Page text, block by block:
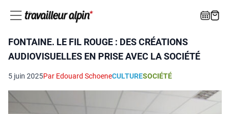
FONTAINE. LE FIL ROUGE : DES CRÉATIONS
AUDIOVISUELLES EN PRISE AVEC LA SOCIÉTÉ
5 juin 2025Par Edouard SchoeneCULTURESOCIÉTÉ